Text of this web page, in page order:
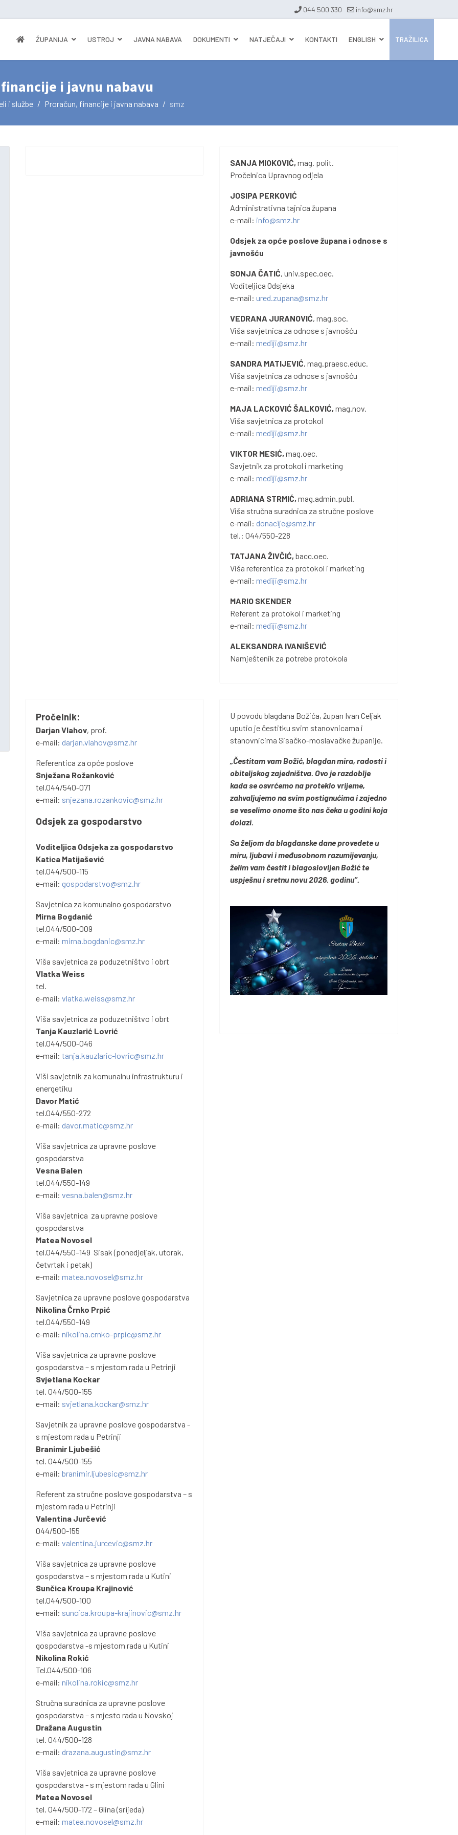
044 500 330 info@smz.hr
ŽUPANIJA USTROJ JAVNA NABAVA DOKUMENTI NATJEČAJI KONTAKTI ENGLISH TRAŽILICA
i javnu nabavu
i službe Proračun, financije i javna nabava smz
SANJA MIOKOVIĆ, mag. polit.
Pročelnica Upravnog odjela
JOSIPA PERKOVIĆ
Administrativna tajnica župana
e-mail: info@smz.hr
Odsjek za opće poslove župana i odnose s
javnošću
SONJA ČATIĆ, univ.spec.oec.
Voditeljica Odsjeka
e-mail: ured.zupana@smz.hr
VEDRANA JURANOVIĆ, mag.soc.
Viša savjetnica za odnose s javnošću
e-mail: mediji@smz.hr
SANDRA MATIJEVIĆ, mag.praesc.educ.
Viša savjetnica za odnose s javnošću
e-mail: mediji@smz.hr
MAJA LACKOVIĆ ŠALKOVIĆ, mag.nov.
Viša savjetnica za protokol
e-mail: mediji@smz.hr
VIKTOR MESIĆ, mag.oec.
Savjetnik za protokol i marketing
e-mail: mediji@smz.hr
ADRIANA STRMIĆ, mag.admin.publ.
Viša stručna suradnica za stručne poslove
e-mail: donacije@smz.hr
tel.: 044/550-228
TATJANA ŽIVČIĆ, bacc.oec.
Viša referentica za protokol i marketing
e-mail: mediji@smz.hr
MARIO SKENDER
Referent za protokol i marketing
e-mail: mediji@smz.hr
ALEKSANDRA IVANIŠEVIĆ
Namještenik za potrebe protokola
Pročelnik:
Darjan Vlahov, prof.
e-mail: darjan.vlahov@smz.hr
Referentica za opće poslove
Snježana Rožanković
tel.044/540-071
e-mail: snjezana.rozankovic@smz.hr
Odsjek za gospodarstvo
Voditeljica Odsjeka za gospodarstvo
Katica Matijašević
tel.044/500-115
e-mail: gospodarstvo@smz.hr
Savjetnica za komunalno gospodarstvo
Mirna Bogdanić
tel.044/500-009
e-mail: mirna.bogdanic@smz.hr
Viša savjetnica za poduzetništvo i obrt
Vlatka Weiss
tel.
e-mail: vlatka.weiss@smz.hr
Viša savjetnica za poduzetništvo i obrt
Tanja Kauzlarić Lovrić
tel.044/500-046
e-mail: tanja.kauzlaric-lovric@smz.hr
Viši savjetnik za komunalnu infrastrukturu i
energetiku
Davor Matić
tel.044/550-272
e-mail: davor.matic@smz.hr
Viša savjetnica za upravne poslove
gospodarstva
Vesna Balen
tel.044/550-149
e-mail: vesna.balen@smz.hr
Viša savjetnica za upravne poslove
gospodarstva
Matea Novosel
tel.044/550–149 Sisak (ponedjeljak, utorak,
četvrtak i petak)
e-mail: matea.novosel@smz.hr
Savjetnica za upravne poslove gospodarstva
Nikolina Črnko Prpić
tel.044/550-149
e-mail: nikolina.crnko-prpic@smz.hr
Viša savjetnica za upravne poslove
gospodarstva – s mjestom rada u Petrinji
Svjetlana Kockar
tel. 044/500-155
e-mail: svjetlana.kockar@smz.hr
Savjetnik za upravne poslove gospodarstva -
s mjestom rada u Petrinji
Branimir Ljubešić
tel. 044/500-155
e-mail: branimir.ljubesic@smz.hr
Referent za stručne poslove gospodarstva – s
mjestom rada u Petrinji
Valentina Jurčević
044/500-155
e-mail: valentina.jurcevic@smz.hr
Viša savjetnica za upravne poslove
gospodarstva – s mjestom rada u Kutini
Sunčica Kroupa Krajinović
tel.044/500-100
e-mail: suncica.kroupa-krajinovic@smz.hr
Viša savjetnica za upravne poslove
gospodarstva -s mjestom rada u Kutini
Nikolina Rokić
Tel.044/500-106
e-mail: nikolina.rokic@smz.hr
Stručna suradnica za upravne poslove
gospodarstva – s mjesto rada u Novskoj
Dražana Augustin
tel. 044/500-128
e-mail: drazana.augustin@smz.hr
Viša savjetnica za upravne poslove
gospodarstva - s mjestom rada u Glini
Matea Novosel
tel. 044/500-172 – Glina (srijeda)
e-mail: matea.novosel@smz.hr
U povodu blagdana Božića, župan Ivan Celjak
uputio je čestitku svim stanovnicama i
stanovnicima Sisačko-moslavačke županije.
„Čestitam vam Božić, blagdan mira, radosti i
obiteljskog zajedništva. Ovo je razdoblje
kada se osvrćemo na proteklo vrijeme,
zahvaljujemo na svim postignućima i zajedno
se veselimo onome što nas čeka u godini koja
dolazi.
Sa željom da blagdanske dane provedete u
miru, ljubavi i međusobnom razumijevanju,
želim vam čestit i blagoslovljen Božić te
uspješnu i sretnu novu 2026. godinu“.